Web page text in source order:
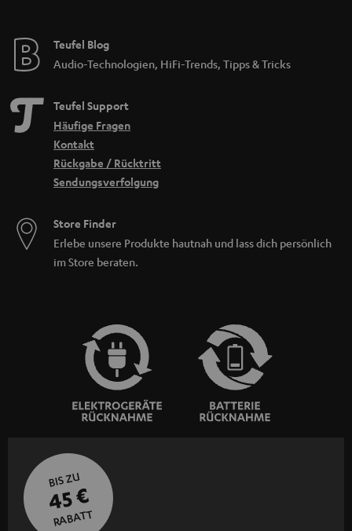
Teufel Blog
Audio-Technologien, HiFi-Trends, Tipps & Tricks
Teufel Support
Häufige Fragen
Kontakt
Rückgabe / Rücktritt
Sendungsverfolgung
Store Finder
Erlebe unsere Produkte hautnah und lass dich persönlich
im Store beraten.
BIS ZU
45 €
RABATT